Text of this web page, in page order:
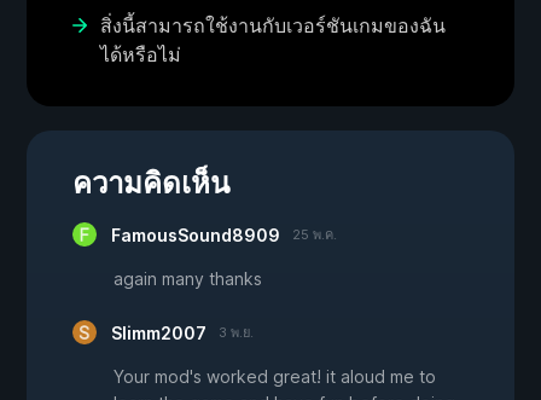
สิ่งนี้สามารถใช้งานกับเวอร์ชันเกมของฉัน
ได้หรือไม่
ความคิดเห็น
FamousSound8909 25 พ.ค.
again many thanks
Slimm2007 3 พ.ย.
Your mod's worked great! it aloud me to